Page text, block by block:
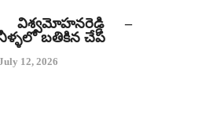
విశ్వమోహనరెడ్డి –
బతికిన చేప
12, 2026